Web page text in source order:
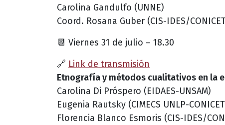
Carolina Gandulfo (UNNE)
Coord. Rosana Guber (CIS-IDES/
📆 Viernes 31 de julio – 18.30
🔗 Link de transmisión
Etnografía y métodos cualitativos en la
Carolina Di Próspero (EIDAES-UNSAM)
Eugenia Rautsky (CIMECS UNLP-
Florencia Blanco Esmoris (CIS-IDES/